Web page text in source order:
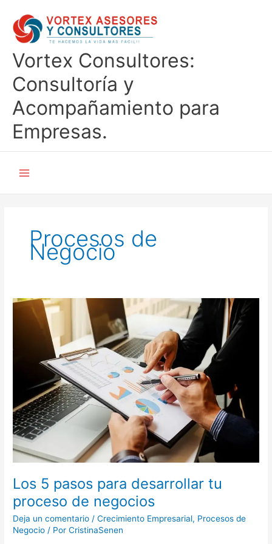
contenido
Vortex Consultores:
Consultoría y
Acompañamiento para
Empresas.
Procesos de
Negocio
Los 5 pasos para desarrollar tu
proceso de negocios
Deja un comentario /Crecimiento Empresarial, Procesos de
Negocio / PorCristinaSenen
Los
desarrollar
proceso
negocios